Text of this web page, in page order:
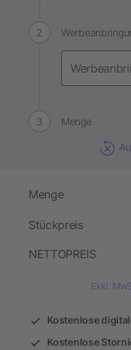
Menge
Menge
Stückpreis
NETTOPREIS
Exkl.
Kostenlose
Kostenlose